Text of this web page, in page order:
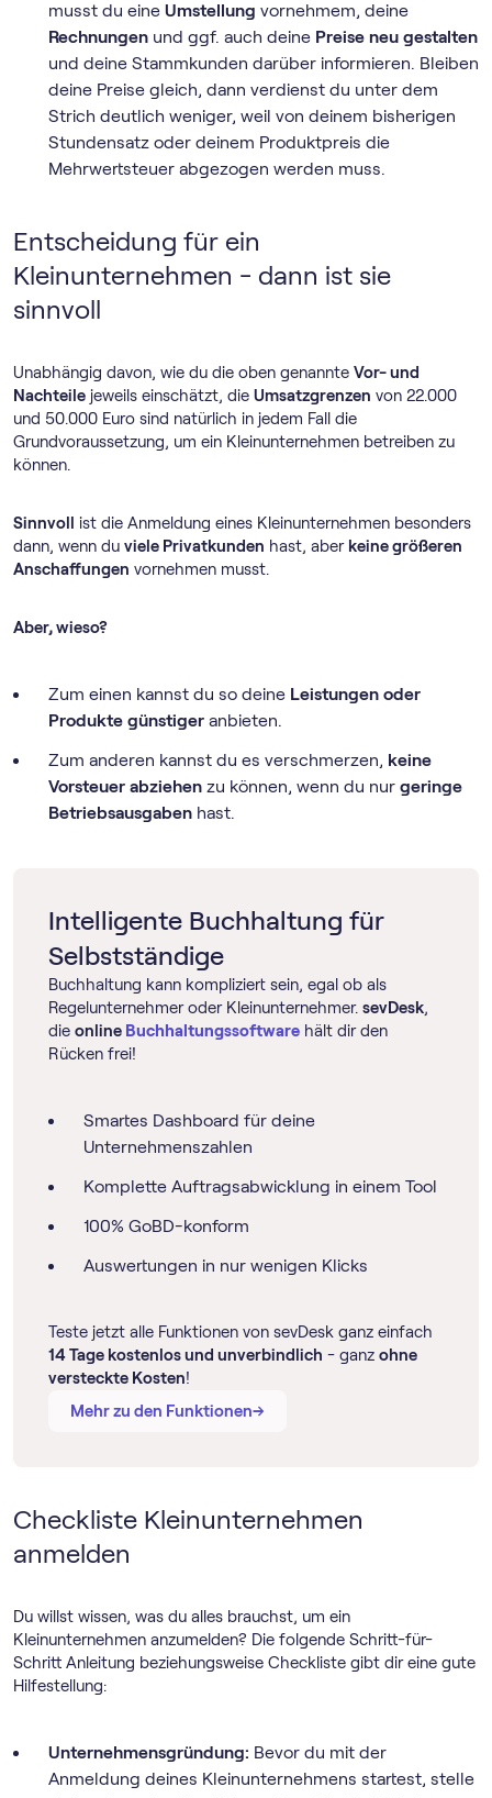
musst du eine Umstellung vornehmem, deine
Rechnungen und ggf. auch deine Preise neu gestalten
und deine Stammkunden darüber informieren. Bleiben
deine Preise gleich, dann verdienst du unter dem
Strich deutlich weniger, weil von deinem bisherigen
Stundensatz oder deinem Produktpreis die
Mehrwertsteuer abgezogen werden muss.
Entscheidung für ein
Kleinunternehmen - dann ist sie
sinnvoll
Unabhängig davon, wie du die oben genannte Vor- und
Nachteile jeweils einschätzt, die Umsatzgrenzen von 22.000
und 50.000 Euro sind natürlich in jedem Fall die
Grundvoraussetzung, um ein Kleinunternehmen betreiben zu
können.
Sinnvoll
ist die Anmeldung eines Kleinunternehmen besonders
dann, wenn du viele Privatkunden hast, aber keine größeren
Anschaffungen vornehmen musst.
Aber, wieso?
Zum einen kannst du so deine Leistungen oder
Produkte günstiger anbieten.
Zum anderen kannst du es verschmerzen, keine
Vorsteuer abziehen zu können, wenn du nur geringe
Betriebsausgaben hast.
Intelligente Buchhaltung für
Selbstständige
Buchhaltung kann kompliziert sein, egal ob als
Regelunternehmer oder Kleinunternehmer. sevDesk,
die online Buch­haltungs­software hält dir den
Rücken frei!
Smartes Dashboard für deine
Unternehmenszahlen
Komplette Auftragsabwicklung in einem Tool
100% GoBD-konform
Auswertungen in nur wenigen Klicks
Teste jetzt alle Funktionen von sevDesk ganz einfach
14 Tage kostenlos und unverbindlich - ganz ohne
versteckte Kosten!
Mehr zu den Funktionen→
→
Checkliste Kleinunternehmen
anmelden
Du willst wissen, was du alles brauchst, um ein
Kleinunternehmen anzumelden? Die folgende Schritt-für-
Schritt Anleitung beziehungsweise Checkliste gibt dir eine gute
Hilfestellung:
Unternehmensgründung: Bevor du mit der
Anmeldung deines Kleinunternehmens startest, stelle